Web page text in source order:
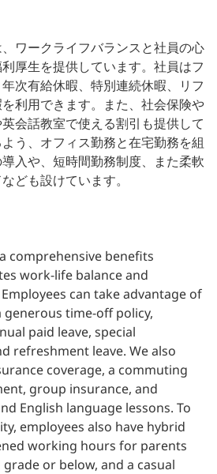
ワークライフバランスと社員の心
厚生を提供しています。社員はフ
次有給休暇、特別連続休暇、リフ
利用できます。また、社会保険や
会話教室で使える割引も提供して
う、オフィス勤務と在宅勤務を組
入や、短時間勤務制度、また柔軟
ども設けています。
comprehensive benefits
work-life balance and
can take advantage of
time-off policy,
paid leave, special
refreshment leave. We also
coverage, a commuting
group insurance, and
English language lessons. To
employees also have hybrid
working hours for parents
or below, and a casual